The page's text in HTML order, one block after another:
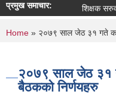
प्रमुख समाचार: शिक्षक
You are here
Home » २०७९ साल जेठ ३१ गते
२०७९ साल जेठ ३१
बैठकको निर्णयहरु